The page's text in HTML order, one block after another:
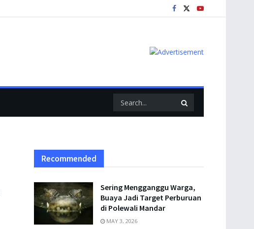
Recommended
Sering Mengganggu Warga,
Buaya Jadi Target Perburuan
di Polewali Mandar
MAY 3, 2026